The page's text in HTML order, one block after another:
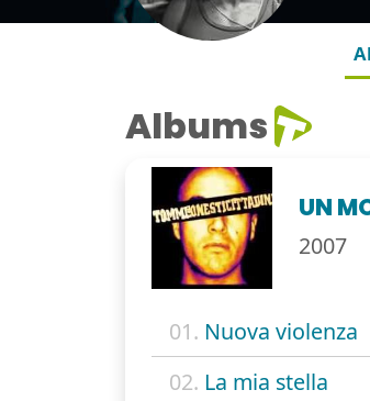
Albums
UN
2007
01. Nuova violenza
02. La mia stella